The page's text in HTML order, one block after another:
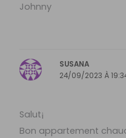
Johnny
SUSANA
24/09/2023 À
Salut¡
Bon appartement